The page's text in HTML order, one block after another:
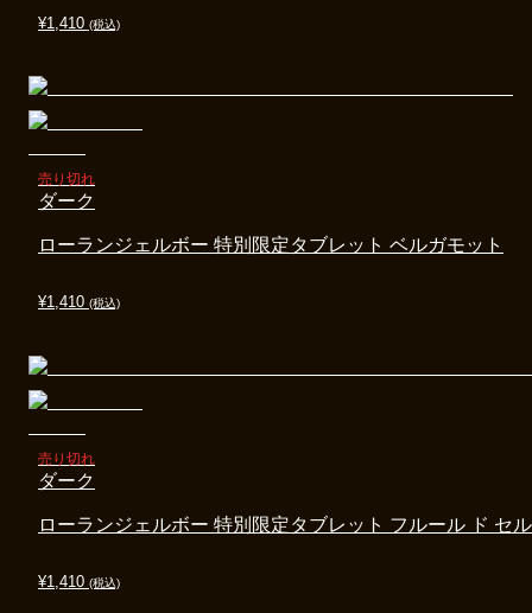
¥1,410 (税込)
¥1,410 (税込)
売り切れ
ローランジェルボー 特別限定タブレット ベルガモット
ダーク
¥1,410 (税込)
売り切れ
ローランジェルボー 特別限定タブレット フルール ド セル
ダーク